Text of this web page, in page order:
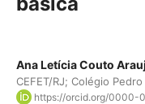
Ana Letícia Couto
CEFET/RJ; Colégio Pedro
https://orcid.org/0000-